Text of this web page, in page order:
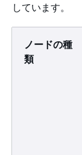
しています。
ノードの種
類